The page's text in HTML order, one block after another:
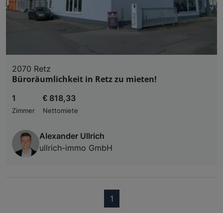
2070 Retz
Büroräumlichkeit in Retz zu mieten!
1
Zimmer
€ 818,33
Nettomiete
Alexander Ullrich
ullrich-immo GmbH
1(current)